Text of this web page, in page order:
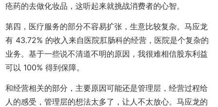
疮药的去做化妆品，这听起来就挑战消费者的心智。
第四，医疗服务的部分不容易扩张，生意比较复杂。马应龙
有 43.72% 的收入来自医院肛肠科的经营，医院是个复杂的
业务。基于一些说不清道不明的原因，我很难相信股东利益
可以 100% 得到保障。
和经营相关的部分，主要原因可能还是管理层，经营过程给
人的感受，管理层的想法太多了，让人不太放心。马应龙的